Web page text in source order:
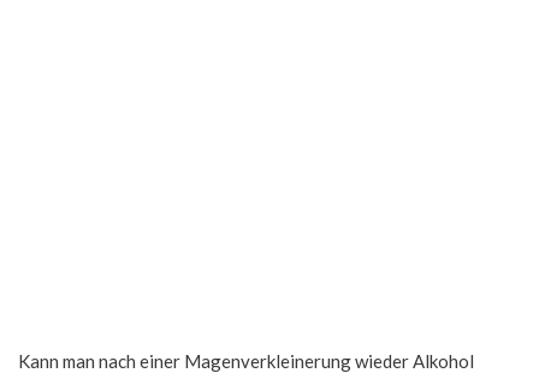
Kann man nach einer Magenverkleinerung wieder Alkohol